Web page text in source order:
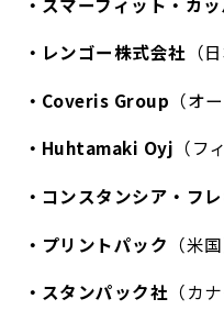
レンゴー株式会社 （
Coveris Group （オ
Huhtamaki Oyj （フ
コンスタンシア・フ
プリントパック （米国
スタンパック社 （カ